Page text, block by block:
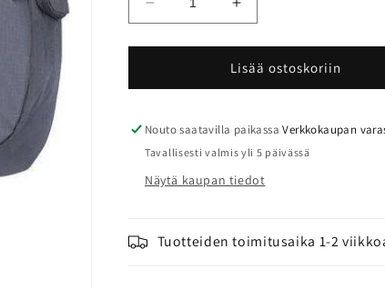
Vähennä
tuotteen
Easton
Deluxe
Lisää
tuotteen
Easton
Recurve
Deluxe
Lisää ostoskoriin
Nouto saatavilla paikassaVerkkokaupan
Tavallisesti valmis yli 5 päivässä
Näytä kaupan tiedot
Tuotteiden toimitusaika 1-2